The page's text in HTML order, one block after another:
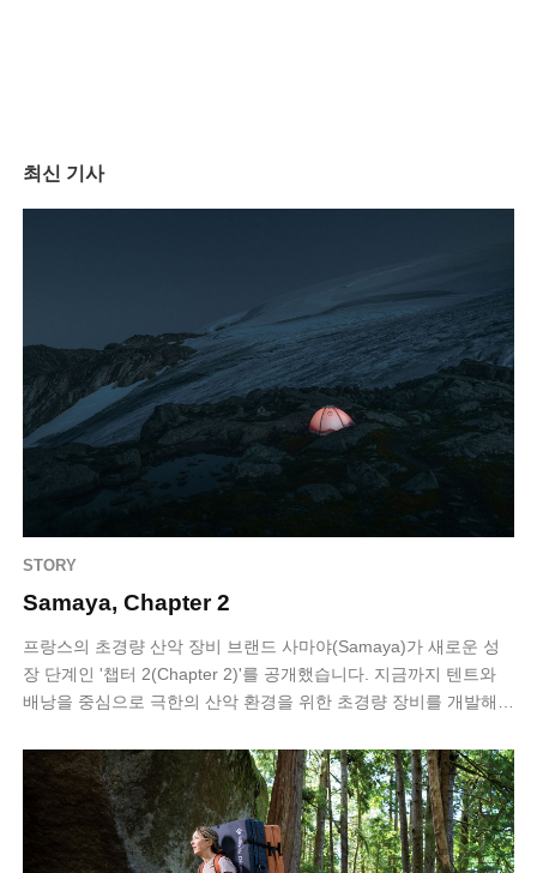
최신 기사
STORY
Samaya, Chapter 2
프랑스의 초경량 산악 장비 브랜드 사마야(Samaya)가 새로운 성
장 단계인 '챕터 2(Chapter 2)'를 공개했습니다. 지금까지 텐트와
배낭을 중심으로 극한의 산악 환경을 위한 초경량 장비를 개발해